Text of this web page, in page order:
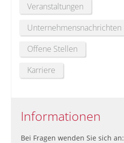
Veranstaltungen
Unternehmensnachrichten
Offene Stellen
Karriere
Informationen
Bei Fragen wenden Sie sich an: